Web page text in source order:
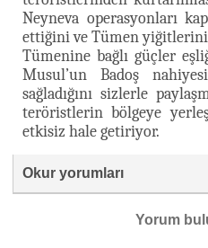
Neyneva operasyonları
ettiğini ve Tümen
Tümenine bağlı güçler
Musul’un Badoş
sağladığını sizlerle
teröristlerin bölgeye
etkisiz hale getiriyor.
Okur yorumları
Yorum